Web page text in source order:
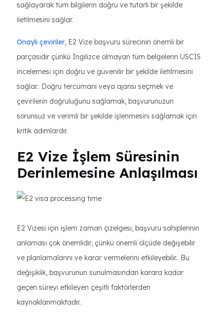
sağlayarak tüm bilgilerin doğru ve tutarlı bir şekilde
iletilmesini sağlar.
Onaylı çeviriler, E2 Vize başvuru sürecinin önemli bir
parçasıdır çünkü İngilizce olmayan tüm belgelerin USCIS
incelemesi için doğru ve güvenilir bir şekilde iletilmesini
sağlar.. Doğru tercümanı veya ajansı seçmek ve
çevirilerin doğruluğunu sağlamak, başvurunuzun
sorunsuz ve verimli bir şekilde işlenmesini sağlamak için
kritik adımlardır.
E2 Vize İşlem Süresinin
Derinlemesine Anlaşılması
E2 Vizesi için işlem zaman çizelgesi, başvuru sahiplerinin
anlaması çok önemlidir, çünkü önemli ölçüde değişebilir
ve planlamalarını ve karar vermelerini etkileyebilir.. Bu
değişiklik, başvurunun sunulmasından karara kadar
geçen süreyi etkileyen çeşitli faktörlerden
kaynaklanmaktadır..